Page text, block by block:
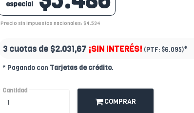
especial
Precio sin impuestos nacionales: $4.534
3 cuotas de $2.031,67 ¡SIN INTERÉS! (PTF: $6.095)*
* Pagando con Tarjetas de crédito.
Cantidad
COMPRAR